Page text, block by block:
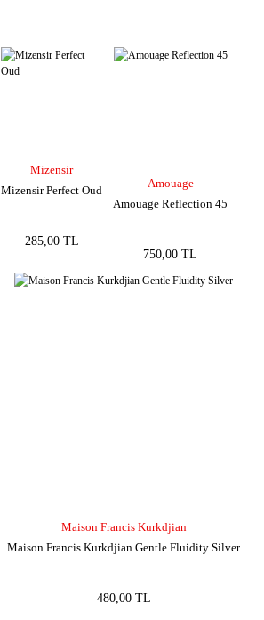
Mizensir
Mizensir Perfect Oud
285,00 TL
Amouage
Amouage Reflection 45
750,00 TL
Maison Francis Kurkdjian
Maison Francis Kurkdjian Gentle Fluidity Silver
480,00 TL